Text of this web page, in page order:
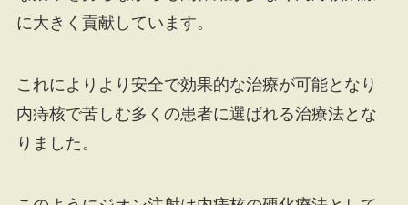
に大きく貢献しています。
これによりより安全で効果的な治療が可能となり
内痔核で苦しむ多くの患者に選ばれる治療法とな
りました。